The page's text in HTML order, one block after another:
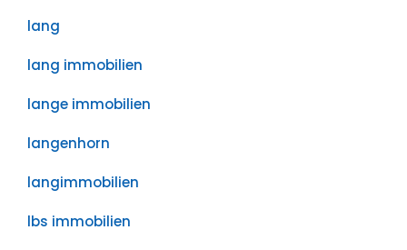
lang
lang immobilien
lange immobilien
langenhorn
langimmobilien
lbs immobilien